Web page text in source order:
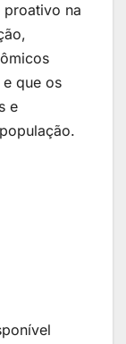
proativo na
que os
e